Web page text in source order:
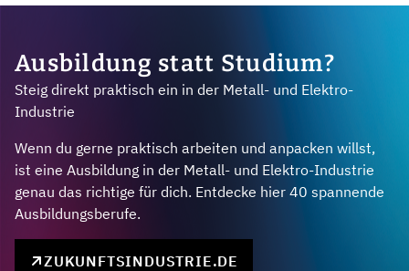
Ausbildung statt Studium?
Steig direkt praktisch ein in der Metall- und Elektro-
Industrie
Wenn du gerne praktisch arbeiten und anpacken willst,
ist eine Ausbildung in der Metall- und Elektro-Industrie
genau das richtige für dich. Entdecke hier 40 spannende
Ausbildungsberufe.
ZUKUNFTSINDUSTRIE.DE